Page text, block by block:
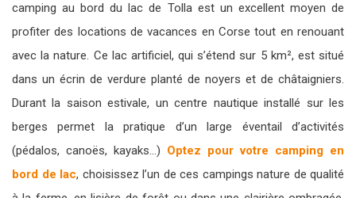
camping au bord du lac de Tolla est un excellent moyen de
profiter des locations de vacances en Corse tout en renouant
avec la nature. Ce lac artificiel, qui s’étend sur 5 km², est situé
dans un écrin de verdure planté de noyers et de châtaigniers.
Durant la saison estivale, un centre nautique installé sur les
berges permet la pratique d’un large éventail d’activités
(pédalos, canoës, kayaks…) Optez pour votre camping en
bord de lac, choisissez l’un de ces campings nature de qualité